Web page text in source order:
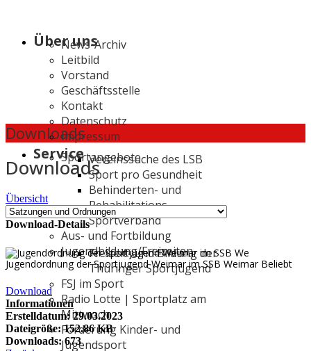
Über uns
News-Archiv
Leitbild
Vorstand
Geschäftsstelle
Kontakt
Datenschutz
Impressum
ServiceSportangebote
Vereinssuche des LSB
Sport pro Gesundheit
Behinderten- und
Rehabilitations-
Sportverband
Aus- und Fortbildung
Jugendbildung/Freizeiten
Freizeit- und Bildung der
Thüringer Sportjugend
FSJ im Sport
Radio Lotte | Sportplatz am
Mittwoch
Förderung Kinder- und
Jugendsport
Downloads
Downloads
Übersicht
Download-Details
Jugendordnung der Sportjugend Weimar im SSB Weimar Beliebt
Download
Informationen
Erstelldatum: 29.03.2023
Dateigröße: 152.86 KB
Downloads: 673